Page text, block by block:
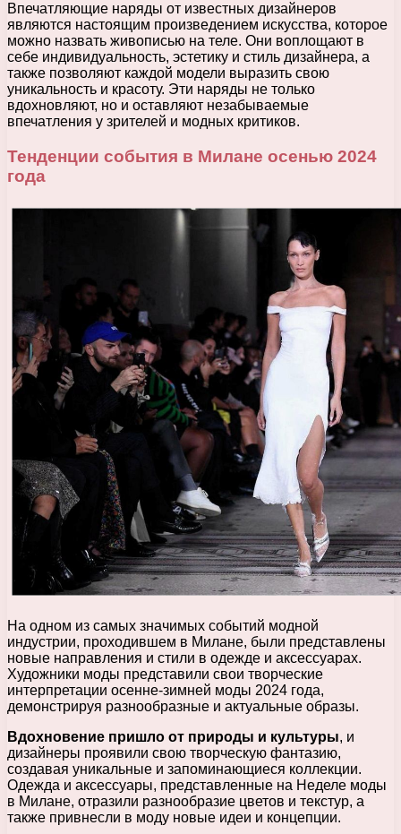
Впечатляющие наряды от известных дизайнеров
являются настоящим произведением искусства, которое
можно назвать живописью на теле. Они воплощают в
себе индивидуальность, эстетику и стиль дизайнера, а
также позволяют каждой модели выразить свою
уникальность и красоту. Эти наряды не только
вдохновляют, но и оставляют незабываемые
впечатления у зрителей и модных критиков.
Тенденции события в Милане осенью 2024
года
На одном из самых значимых событий модной
индустрии, проходившем в Милане, были представлены
новые направления и стили в одежде и аксессуарах.
Художники моды представили свои творческие
интерпретации осенне-зимней моды 2024 года,
демонстрируя разнообразные и актуальные образы.
Вдохновение пришло от природы и культуры, и
дизайнеры проявили свою творческую фантазию,
создавая уникальные и запоминающиеся коллекции.
Одежда и аксессуары, представленные на Неделе моды
в Милане, отразили разнообразие цветов и текстур, а
также привнесли в моду новые идеи и концепции.